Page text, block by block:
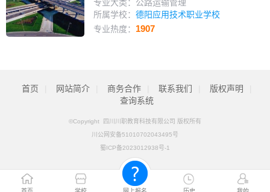
专业大类：公路运输管理
所属学校： 德阳应用技术职业学校
专业热度： 1907
首页 网站简介 商务合作 联系我们 版权声明
查询系统
©Copyright 四川川职教育科技有限公司 版权所有
川公网安备51010702043495号
蜀ICP备2023012938号-1